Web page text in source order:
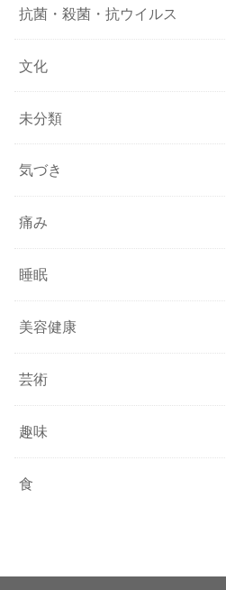
抗菌・殺菌・抗ウイルス
文化
未分類
気づき
痛み
睡眠
美容健康
芸術
趣味
食